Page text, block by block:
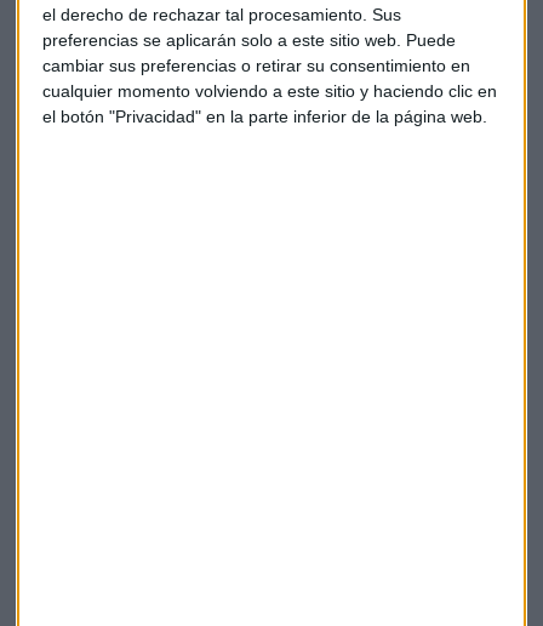
el derecho de rechazar tal procesamiento. Sus
preferencias se aplicarán solo a este sitio web. Puede
cambiar sus preferencias o retirar su consentimiento en
cualquier momento volviendo a este sitio y haciendo clic en
el botón "Privacidad" en la parte inferior de la página web.